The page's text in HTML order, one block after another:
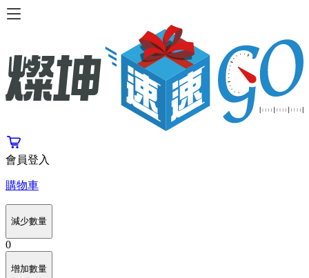
會員登入
購物車
減少數量
0
增加數量